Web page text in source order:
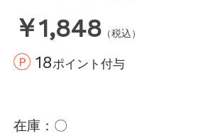
￥1,848 （税込）
18ポイント付与
在庫 〇